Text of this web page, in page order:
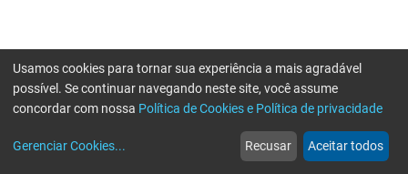
web
Notícias
more_horiz
Mais
Usamos cookies para tornar sua experiência a mais agradável
possível. Se continuar navegando neste site, você assume
concordar com nossa Política de Cookies e Política de privacidade
Gerenciar Cookies... Recusar Aceitar todos
Erro ao enviar informações, por favor tente novamente